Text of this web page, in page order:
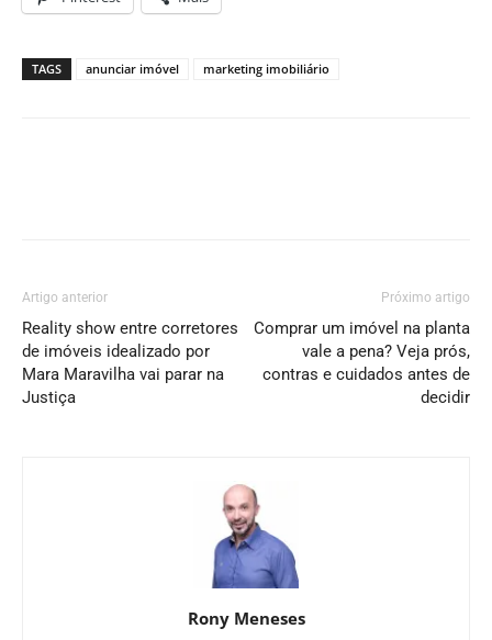
TAGS anunciar imóvel marketing imobiliário
Artigo anterior
Reality show entre corretores
de imóveis idealizado por
Mara Maravilha vai parar na
Justiça
Próximo artigo
Comprar um imóvel na planta
vale a pena? Veja prós,
contras e cuidados antes de
decidir
Rony Meneses